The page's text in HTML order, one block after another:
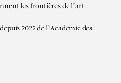
les frontières de l’art
2022 de l’Académie des